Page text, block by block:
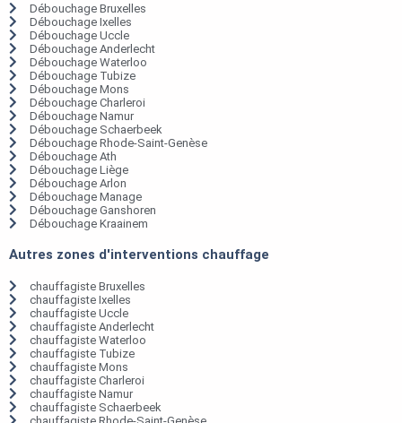
Débouchage Bruxelles
Débouchage Ixelles
Débouchage Uccle
Débouchage Anderlecht
Débouchage Waterloo
Débouchage Tubize
Débouchage Mons
Débouchage Charleroi
Débouchage Namur
Débouchage Schaerbeek
Débouchage Rhode-Saint-Genèse
Débouchage Ath
Débouchage Liège
Débouchage Arlon
Débouchage Manage
Débouchage Ganshoren
Débouchage Kraainem
Autres zones d'interventions chauffage
chauffagiste Bruxelles
chauffagiste Ixelles
chauffagiste Uccle
chauffagiste Anderlecht
chauffagiste Waterloo
chauffagiste Tubize
chauffagiste Mons
chauffagiste Charleroi
chauffagiste Namur
chauffagiste Schaerbeek